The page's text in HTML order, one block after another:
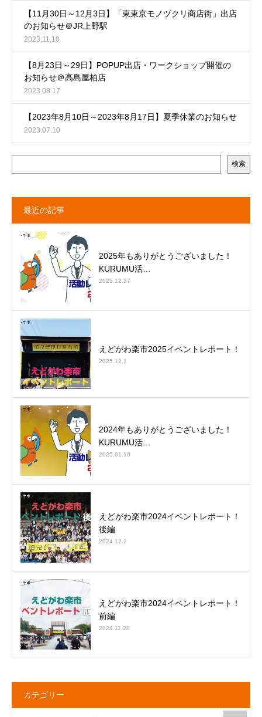
【11月30日～12月3日】「東東京モノヅクリ商店街」出店
のお知らせ＠JR上野駅
2023.11.10
【8月23日～29日】POPUP出店・ワークショップ開催の
お知らせ＠高島屋柏店
2023.08.17
【2023年8月10日～2023年8月17日】夏季休業のお知らせ
2023.07.10
検索
最近の記事
2025年もありがとうございました！
KURUMU活…
2025.12.27
えどがわ楽市2025イベントレポート！
2025.12.1
2024年もありがとうございました！
KURUMU活…
2025.01.10
えどがわ楽市2024イベントレポート！
後編
2024.12.2
えどがわ楽市2024イベントレポート！
前編
2024.11.28
カテゴリー